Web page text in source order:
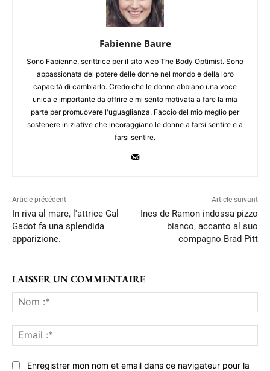
Fabienne Baure
Sono Fabienne, scrittrice per il sito web The Body Optimist. Sono
appassionata del potere delle donne nel mondo e della loro
capacità di cambiarlo. Credo che le donne abbiano una voce
unica e importante da offrire e mi sento motivata a fare la mia
parte per promuovere l'uguaglianza. Faccio del mio meglio per
sostenere iniziative che incoraggiano le donne a farsi sentire e a
farsi sentire.
Article précédent
In riva al mare, l'attrice Gal
Gadot fa una splendida
apparizione.
Article suivant
Ines de Ramon indossa pizzo
bianco, accanto al suo
compagno Brad Pitt
LAISSER UN COMMENTAIRE
:*
:*
Enregistrer mon nom et email dans ce navigateur pour la